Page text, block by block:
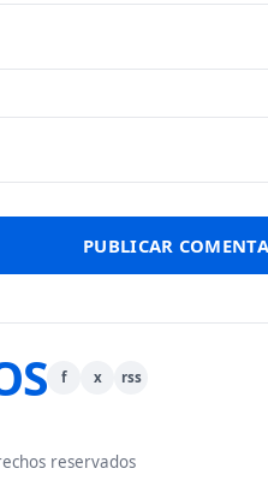
f x rss
reservados